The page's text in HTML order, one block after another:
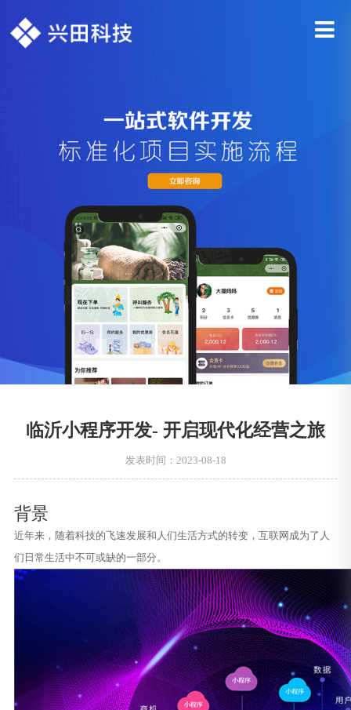
临沂小程序开发- 开启现代化经营之旅
发表时间：2023-08-18
背景
近年来，随着科技的飞速发展和人们生活方式的转变，互联网成为了人
们日常生活中不可或缺的一部分。